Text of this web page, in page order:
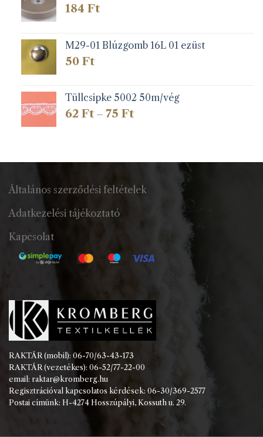
184 Ft
M29-01 Blúzgomb 16L 01 ezüst
50 Ft
Tüllcsipke 5002 50m/vég
62 Ft – 75 FtÁrtartomány:
Általános szerződési feltételek
Adatkezelési tájékoztató
Kapcsolat
RAKTÁR (mobil): 06-70/63-43-173
RAKTÁR (vezetékes): 06-52/77-22-00
email: raktar@kromberg.hu
Regisztrációval kapcsolatos kérdések: 06-30/369-2577
Postai címünk: H-4274 Hosszúpályi, Kossuth u. 29.